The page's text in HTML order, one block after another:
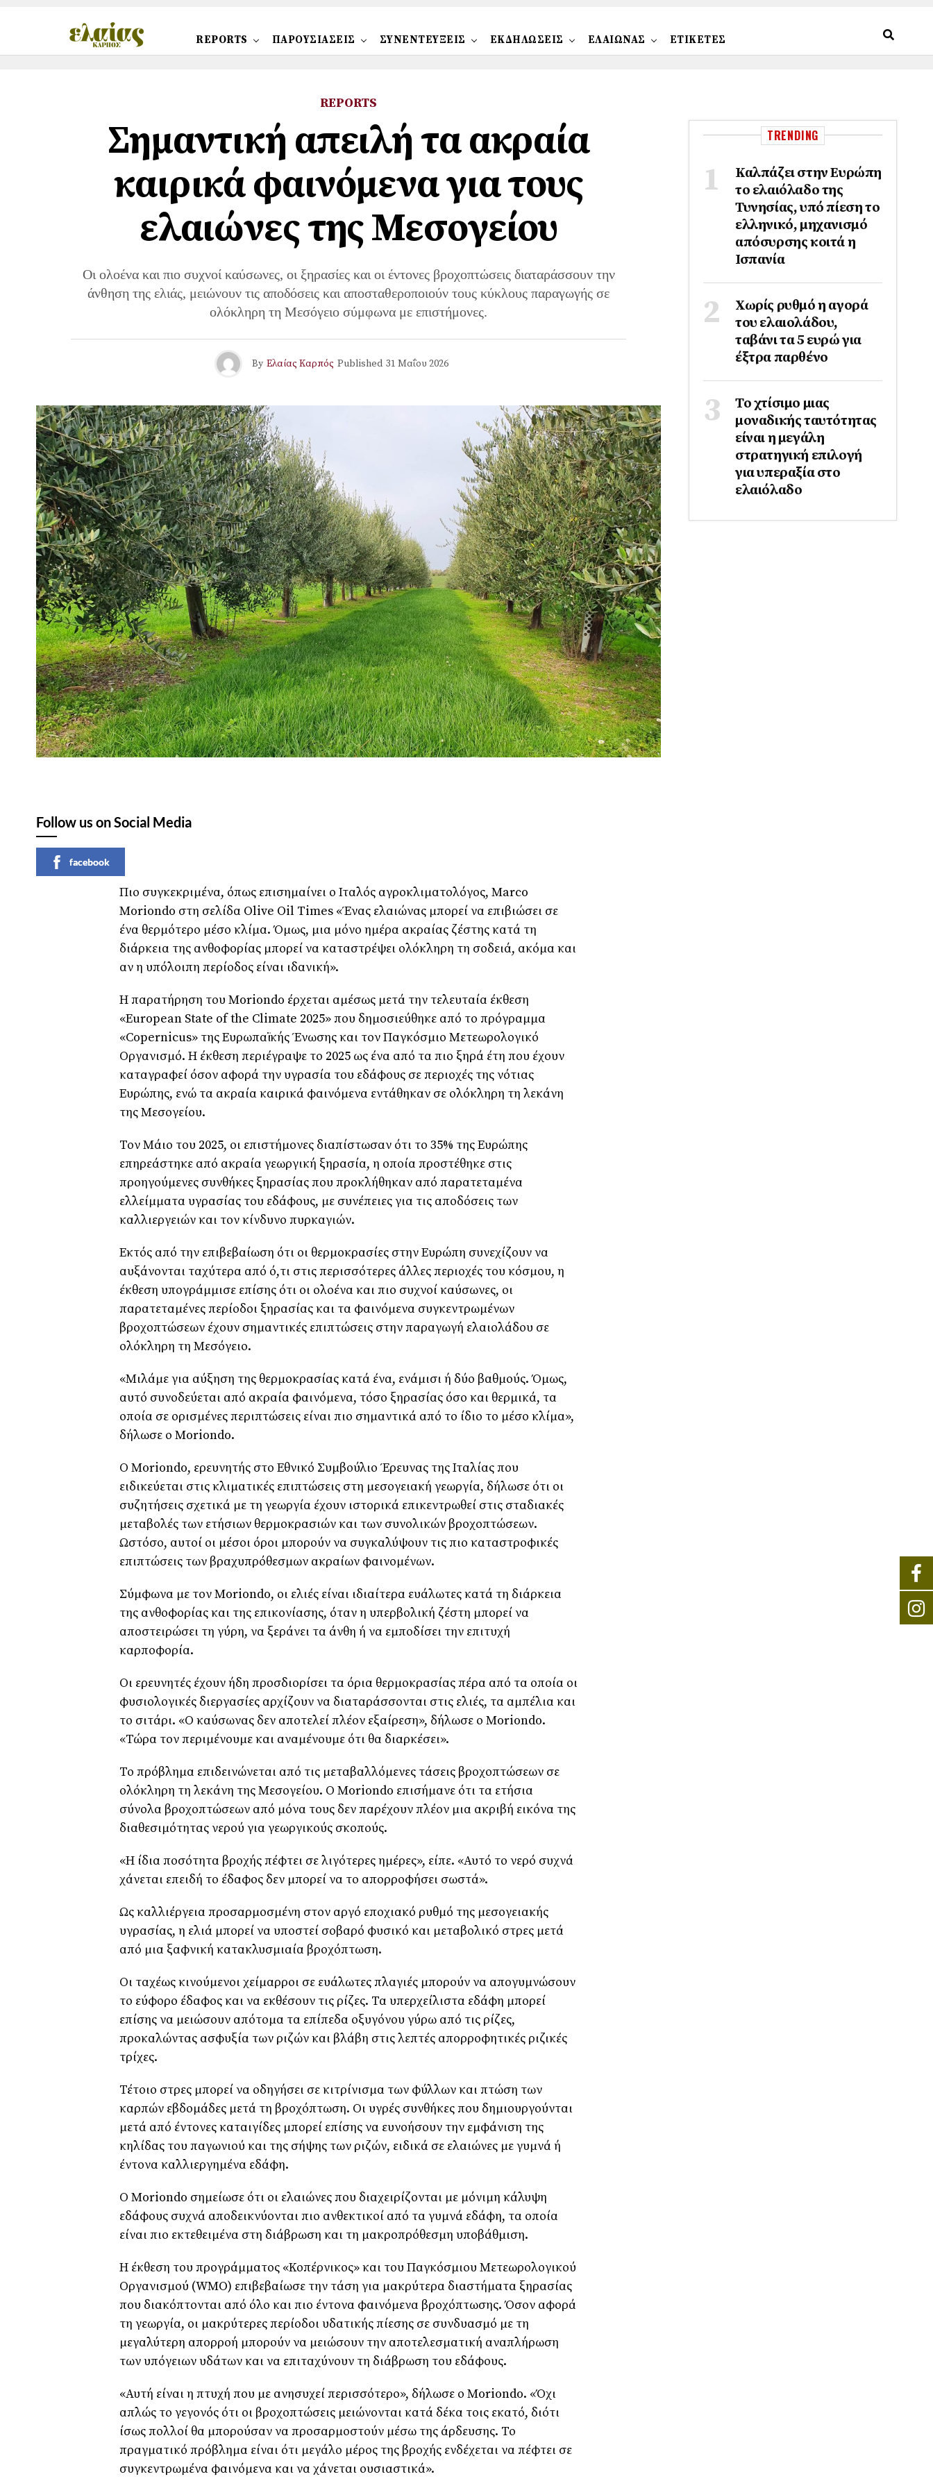
REPORTS ΠΑΡΟΥΣΙΑΣΕΙΣ ΣΥΝΕΝΤΕΥΞΕΙΣ ΕΚΔΗΛΩΣΕΙΣ ΕΛΑΙΩΝΑΣ ΕΤΙΚΕΤΕΣ
REPORTS
Σημαντική απειλή τα ακραία
καιρικά φαινόμενα για τους
ελαιώνες της Μεσογείου
Οι ολοένα και πιο συχνοί καύσωνες, οι ξηρασίες και οι έντονες βροχοπτώσεις διαταράσσουν την
άνθηση της ελιάς, μειώνουν τις αποδόσεις και αποσταθεροποιούν τους κύκλους παραγωγής σε
ολόκληρη τη Μεσόγειο σύμφωνα με επιστήμονες.
By Ελαίας Καρπός Published 31 Μαΐου 2026
Follow us on Social Media
facebook
Πιο συγκεκριμένα, όπως επισημαίνει ο Ιταλός αγροκλιματολόγος, Marco
Moriondo στη σελίδα Olive Oil Times «Ένας ελαιώνας μπορεί να επιβιώσει σε
ένα θερμότερο μέσο κλίμα. Όμως, μια μόνο ημέρα ακραίας ζέστης κατά τη
διάρκεια της ανθοφορίας μπορεί να καταστρέψει ολόκληρη τη σοδειά, ακόμα και
αν η υπόλοιπη περίοδος είναι ιδανική».
Η παρατήρηση του Moriondo έρχεται αμέσως μετά την τελευταία έκθεση
«European State of the Climate 2025» που δημοσιεύθηκε από το πρόγραμμα
«Copernicus» της Ευρωπαϊκής Ένωσης και τον Παγκόσμιο Μετεωρολογικό
Οργανισμό. Η έκθεση περιέγραψε το 2025 ως ένα από τα πιο ξηρά έτη που έχουν
καταγραφεί όσον αφορά την υγρασία του εδάφους σε περιοχές της νότιας
Ευρώπης, ενώ τα ακραία καιρικά φαινόμενα εντάθηκαν σε ολόκληρη τη λεκάνη
της Μεσογείου.
Τον Μάιο του 2025, οι επιστήμονες διαπίστωσαν ότι το 35% της Ευρώπης
επηρεάστηκε από ακραία γεωργική ξηρασία, η οποία προστέθηκε στις
προηγούμενες συνθήκες ξηρασίας που προκλήθηκαν από παρατεταμένα
ελλείμματα υγρασίας του εδάφους, με συνέπειες για τις αποδόσεις των
καλλιεργειών και τον κίνδυνο πυρκαγιών.
Εκτός από την επιβεβαίωση ότι οι θερμοκρασίες στην Ευρώπη συνεχίζουν να
αυξάνονται ταχύτερα από ό,τι στις περισσότερες άλλες περιοχές του κόσμου, η
έκθεση υπογράμμισε επίσης ότι οι ολοένα και πιο συχνοί καύσωνες, οι
παρατεταμένες περίοδοι ξηρασίας και τα φαινόμενα συγκεντρωμένων
βροχοπτώσεων έχουν σημαντικές επιπτώσεις στην παραγωγή ελαιολάδου σε
ολόκληρη τη Μεσόγειο.
«Μιλάμε για αύξηση της θερμοκρασίας κατά ένα, ενάμισι ή δύο βαθμούς. Όμως,
αυτό συνοδεύεται από ακραία φαινόμενα, τόσο ξηρασίας όσο και θερμικά, τα
οποία σε ορισμένες περιπτώσεις είναι πιο σημαντικά από το ίδιο το μέσο κλίμα»,
δήλωσε ο Moriondo.
Ο Moriondo, ερευνητής στο Εθνικό Συμβούλιο Έρευνας της Ιταλίας που
ειδικεύεται στις κλιματικές επιπτώσεις στη μεσογειακή γεωργία, δήλωσε ότι οι
συζητήσεις σχετικά με τη γεωργία έχουν ιστορικά επικεντρωθεί στις σταδιακές
μεταβολές των ετήσιων θερμοκρασιών και των συνολικών βροχοπτώσεων.
Ωστόσο, αυτοί οι μέσοι όροι μπορούν να συγκαλύψουν τις πιο καταστροφικές
επιπτώσεις των βραχυπρόθεσμων ακραίων φαινομένων.
Σύμφωνα με τον Moriondo, οι ελιές είναι ιδιαίτερα ευάλωτες κατά τη διάρκεια
της ανθοφορίας και της επικονίασης, όταν η υπερβολική ζέστη μπορεί να
αποστειρώσει τη γύρη, να ξεράνει τα άνθη ή να εμποδίσει την επιτυχή
καρποφορία.
Οι ερευνητές έχουν ήδη προσδιορίσει τα όρια θερμοκρασίας πέρα από τα οποία οι
φυσιολογικές διεργασίες αρχίζουν να διαταράσσονται στις ελιές, τα αμπέλια και
το σιτάρι. «Ο καύσωνας δεν αποτελεί πλέον εξαίρεση», δήλωσε ο Moriondo.
«Τώρα τον περιμένουμε και αναμένουμε ότι θα διαρκέσει».
Το πρόβλημα επιδεινώνεται από τις μεταβαλλόμενες τάσεις βροχοπτώσεων σε
ολόκληρη τη λεκάνη της Μεσογείου. Ο Moriondo επισήμανε ότι τα ετήσια
σύνολα βροχοπτώσεων από μόνα τους δεν παρέχουν πλέον μια ακριβή εικόνα της
διαθεσιμότητας νερού για γεωργικούς σκοπούς.
«Η ίδια ποσότητα βροχής πέφτει σε λιγότερες ημέρες», είπε. «Αυτό το νερό συχνά
χάνεται επειδή το έδαφος δεν μπορεί να το απορροφήσει σωστά».
Ως καλλιέργεια προσαρμοσμένη στον αργό εποχιακό ρυθμό της μεσογειακής
υγρασίας, η ελιά μπορεί να υποστεί σοβαρό φυσικό και μεταβολικό στρες μετά
από μια ξαφνική κατακλυσμιαία βροχόπτωση.
Οι ταχέως κινούμενοι χείμαρροι σε ευάλωτες πλαγιές μπορούν να απογυμνώσουν
το εύφορο έδαφος και να εκθέσουν τις ρίζες. Τα υπερχείλιστα εδάφη μπορεί
επίσης να μειώσουν απότομα τα επίπεδα οξυγόνου γύρω από τις ρίζες,
προκαλώντας ασφυξία των ριζών και βλάβη στις λεπτές απορροφητικές ριζικές
τρίχες.
Τέτοιο στρες μπορεί να οδηγήσει σε κιτρίνισμα των φύλλων και πτώση των
καρπών εβδομάδες μετά τη βροχόπτωση. Οι υγρές συνθήκες που δημιουργούνται
μετά από έντονες καταιγίδες μπορεί επίσης να ευνοήσουν την εμφάνιση της
κηλίδας του παγωνιού και της σήψης των ριζών, ειδικά σε ελαιώνες με γυμνά ή
έντονα καλλιεργημένα εδάφη.
Ο Moriondo σημείωσε ότι οι ελαιώνες που διαχειρίζονται με μόνιμη κάλυψη
εδάφους συχνά αποδεικνύονται πιο ανθεκτικοί από τα γυμνά εδάφη, τα οποία
είναι πιο εκτεθειμένα στη διάβρωση και τη μακροπρόθεσμη υποβάθμιση.
Η έκθεση του προγράμματος «Κοπέρνικος» και του Παγκόσμιου Μετεωρολογικού
Οργανισμού (WMO) επιβεβαίωσε την τάση για μακρύτερα διαστήματα ξηρασίας
που διακόπτονται από όλο και πιο έντονα φαινόμενα βροχόπτωσης. Όσον αφορά
τη γεωργία, οι μακρύτερες περίοδοι υδατικής πίεσης σε συνδυασμό με τη
μεγαλύτερη απορροή μπορούν να μειώσουν την αποτελεσματική αναπλήρωση
των υπόγειων υδάτων και να επιταχύνουν τη διάβρωση του εδάφους.
«Αυτή είναι η πτυχή που με ανησυχεί περισσότερο», δήλωσε ο Moriondo. «Όχι
απλώς το γεγονός ότι οι βροχοπτώσεις μειώνονται κατά δέκα τοις εκατό, διότι
ίσως πολλοί θα μπορούσαν να προσαρμοστούν μέσω της άρδευσης. Το
πραγματικό πρόβλημα είναι ότι μεγάλο μέρος της βροχής ενδέχεται να πέφτει σε
συγκεντρωμένα φαινόμενα και να χάνεται ουσιαστικά».
TRENDING
Καλπάζει στην Ευρώπη
το ελαιόλαδο της
Τυνησίας, υπό πίεση το
ελληνικό, μηχανισμό
απόσυρσης κοιτά η
Ισπανία
Χωρίς ρυθμό η αγορά
του ελαιολάδου,
ταβάνι τα 5 ευρώ για
έξτρα παρθένο
Το χτίσιμο μιας
μοναδικής ταυτότητας
είναι η μεγάλη
στρατηγική επιλογή
για υπεραξία στο
ελαιόλαδο